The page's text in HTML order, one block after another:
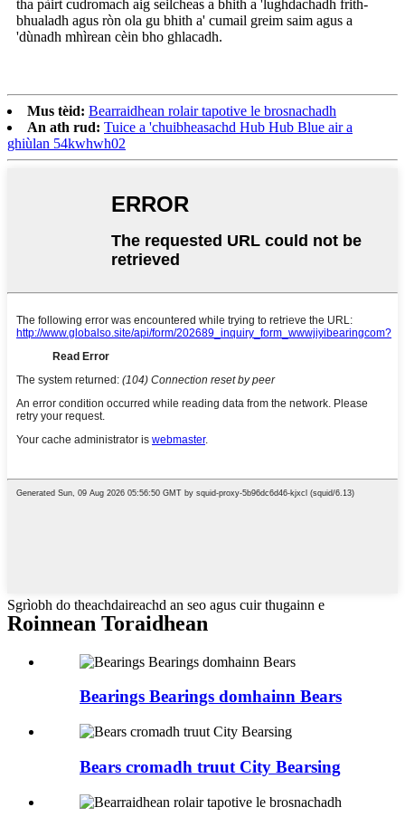
tha pàirt cudromach aig seilcheas a bhith a 'lughdachadh frith-
bhualadh agus ròn ola gu bhith a' cumail greim saim agus a
'dùnadh mhìrean cèin bho ghlacadh.
Mus tèid: Bearraidhean rolair tapotive le brosnachadh
An ath rud: Tuice a 'chuibheasachd Hub Hub Blue air a
ghiùlan 54kwhwh02
Sgrìobh do theachdaireachd an seo agus cuir thugainn e
Roinnean Toraidhean
Bearings Bearings domhainn Bears
Bears cromadh truut City Bearsing